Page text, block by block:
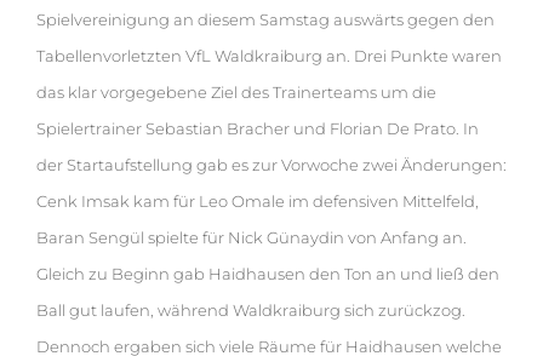
Spielvereinigung an diesem Samstag auswärts gegen den
Tabellenvorletzten VfL Waldkraiburg an. Drei Punkte waren
das klar vorgegebene Ziel des Trainerteams um die
Spielertrainer Sebastian Bracher und Florian De Prato. In
der Startaufstellung gab es zur Vorwoche zwei Änderungen:
Cenk Imsak kam für Leo Omale im defensiven Mittelfeld,
Baran Sengül spielte für Nick Günaydin von Anfang an.
Gleich zu Beginn gab Haidhausen den Ton an und ließ den
Ball gut laufen, während Waldkraiburg sich zurückzog.
Dennoch ergaben sich viele Räume für Haidhausen welche